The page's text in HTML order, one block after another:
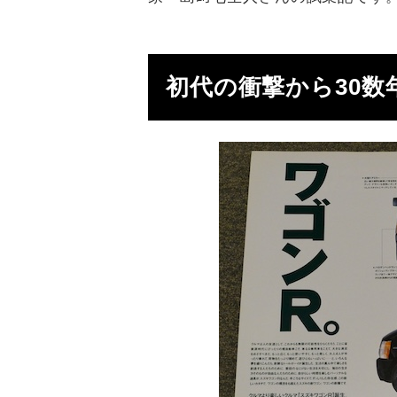
初代の衝撃から30数